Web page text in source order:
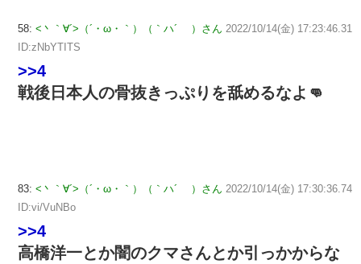
58: <丶｀∀´>（´・ω・｀）（｀ハ´ ）さん 2022/10/14(金) 17:23:46.31
ID:zNbYTITS
>>4
戦後日本人の骨抜きっぷりを舐めるなよ👊
83: <丶｀∀´>（´・ω・｀）（｀ハ´ ）さん 2022/10/14(金) 17:30:36.74
ID:vi/VuNBo
>>4
高橋洋一とか闇のクマさんとか引っかからな